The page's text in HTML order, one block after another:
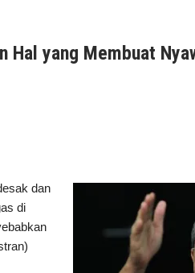
Hal yang Membuat
dan
di